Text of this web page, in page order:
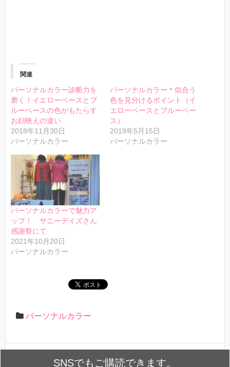
関連
パーソナルカラー診断力を
磨く！イエローベースとブ
ルーベースの色がもたらす
お顔映えの違い
2018年11月30日
パーソナルカラー
パーソナルカラー＊似合う
色を見分けるポイント（イ
エローベースとブルーベー
ス）
2019年5月15日
パーソナルカラー
パーソナルカラーで魅力ア
ップ！ サニーデイズさん
感謝祭にて
2021年10月20日
パーソナルカラー
パーソナルカラー
SNSでもご購読できます。